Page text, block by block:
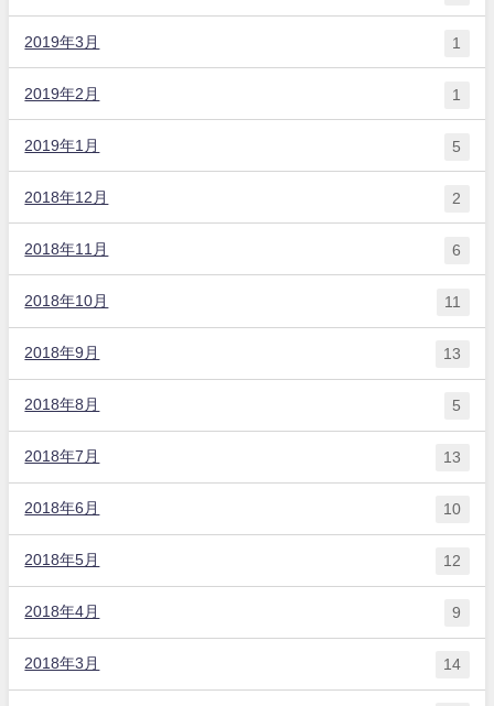
2019年3月 1
2019年2月 1
2019年1月 5
2018年12月 2
2018年11月 6
2018年10月 11
2018年9月 13
2018年8月 5
2018年7月 13
2018年6月 10
2018年5月 12
2018年4月 9
2018年3月 14